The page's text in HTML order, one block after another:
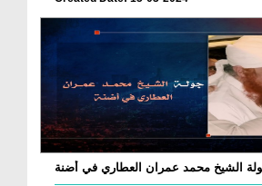
الشيخ محمد عمران العطاري في أضنة